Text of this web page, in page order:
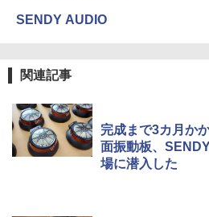
SENDY AUDIO
関連記事
完成まで3カ月か
面振動板、
場に潜入した